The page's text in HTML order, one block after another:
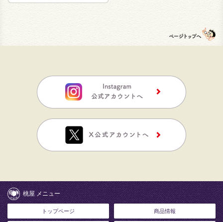
桃屋 メニュー
トップページ 商品情報